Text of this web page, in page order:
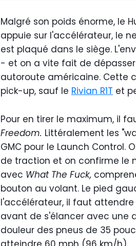
Malgré son poids énorme, le
appuie sur l'accélérateur, le
est plaqué dans le siège.
- et on a vite fait de
autoroute américaine. Cette
pick-up, sauf le Rivian R1T et
Pour en tirer le maximum, il
Freedom. Littéralement les
GMC pour le Launch Control.
de traction et on confirme le
avec What The Fuck,
bouton au volant. Le pied
l'accélérateur, il faut
avant de s'élancer avec une
douleur des pneus de 35